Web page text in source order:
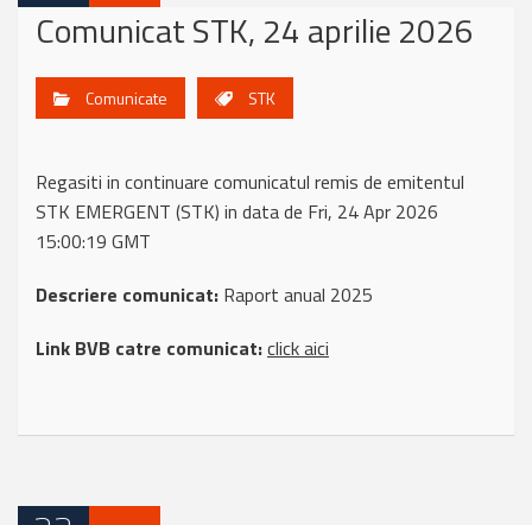
Comunicat STK, 24 aprilie 2026
Comunicate STK
Regasiti in continuare comunicatul remis de emitentul
STK EMERGENT (STK) in data de Fri, 24 Apr 2026
15:00:19 GMT
Descriere comunicat: Raport anual 2025
Link BVB catre comunicat:click aici